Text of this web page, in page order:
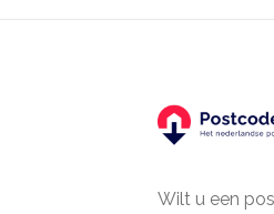
Wilt u een